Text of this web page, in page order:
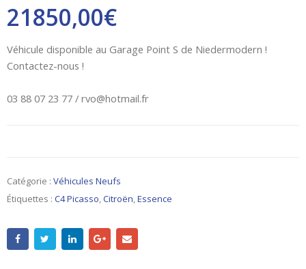
21850,00€
Véhicule disponible au Garage Point S de Niedermodern !
Contactez-nous !
03 88 07 23 77 / rvo@hotmail.fr
Catégorie : Véhicules Neufs
Étiquettes : C4 Picasso,Citroën,Essence